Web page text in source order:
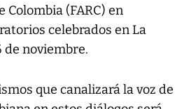
Colombia (FARC) en
celebrados en La
de noviembre.
que canalizará la voz de